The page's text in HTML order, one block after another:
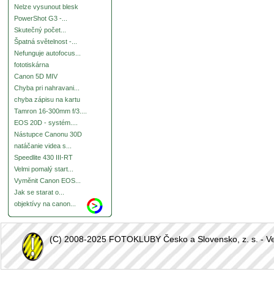
Nelze vysunout blesk
PowerShot G3 -...
Skutečný počet...
Špatná světelnost -...
Nefunguje autofocus...
fototiskárna
Canon 5D MIV
Chyba pri nahravani...
chyba zápisu na kartu
Tamron 16-300mm f/3....
EOS 20D - systém....
Nástupce Canonu 30D
natáčanie videa s...
Speedlite 430 III-RT
Velmi pomalý start...
Vyměnit Canon EOS...
Jak se starat o...
objektívy na canon...
(C) 2008-2025 FOTOKLUBY Česko a Slovensko, z. s. -